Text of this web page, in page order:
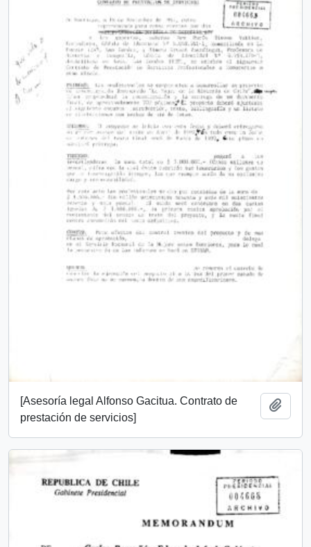
[Asesoría legal Alfonso Gacitua. Contrato de
prestación de servicios]